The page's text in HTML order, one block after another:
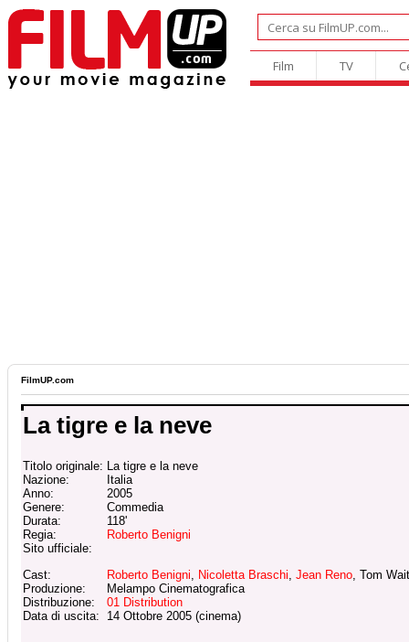
Film TV
FilmUP.com
La tigre e la neve
Titolo originale: La tigre e la neve
Nazione:
Italia
Anno:
2005
Genere:
Commedia
Durata:
118'
Regia:
Roberto Benigni
Sito ufficiale:
Cast:
Roberto Benigni, Nicoletta Braschi, Jean Reno, Tom
Produzione:
Melampo Cinematografica
Distribuzione:
01 Distribution
Data di uscita:
14 Ottobre 2005 (cinema)